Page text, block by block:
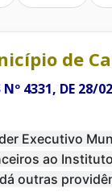
de
Nº 4331, DE 28/
Executivo
ao
outras